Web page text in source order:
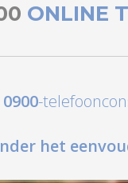
ONLINE
0900-
het